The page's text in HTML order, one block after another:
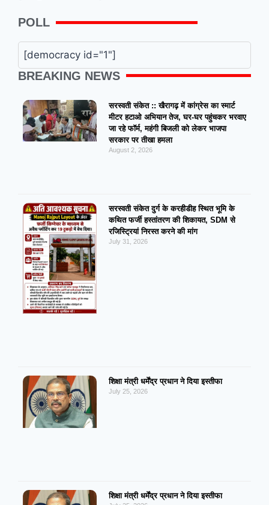
POLL
[democracy id="1"]
BREAKING NEWS
सरस्वती संकेत :: खैरागढ़ में कांग्रेस का स्मार्ट
मीटर हटाओ अभियान तेज, घर-घर पहुंचकर भरवाए
जा रहे फॉर्म, महंगी बिजली को लेकर भाजपा
सरकार पर तीखा हमला
August 2, 2026
सरस्वती संकेत दुर्ग के करहीडीह स्थित भूमि के
कथित फर्जी हस्तांतरण की शिकायत, SDM से
रजिस्ट्रियां निरस्त करने की मांग
July 31, 2026
शिक्षा मंत्री धर्मेंद्र प्रधान ने दिया इस्तीफा
July 25, 2026
शिक्षा मंत्री धर्मेंद्र प्रधान ने दिया इस्तीफा